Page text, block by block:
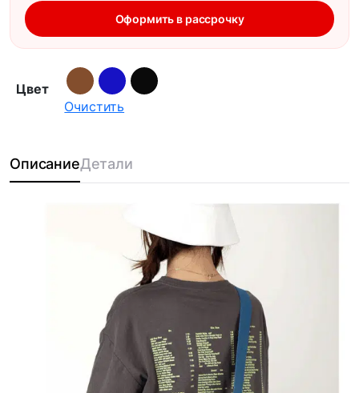
Оформить в рассрочку
Цвет
Очистить
ОписаниеДетали